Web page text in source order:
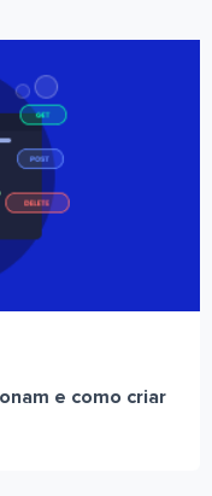
e como criar